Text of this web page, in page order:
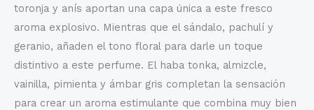
toronja y anís aportan una capa única a este fresco
aroma explosivo. Mientras que el sándalo, pachulí y
geranio, añaden el tono floral para darle un toque
distintivo a este perfume. El haba tonka, almizcle,
vainilla, pimienta y ámbar gris completan la sensación
para crear un aroma estimulante que combina muy bien